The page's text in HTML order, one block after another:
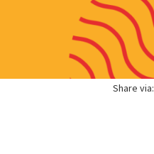
Share via: